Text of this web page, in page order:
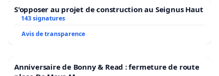
S'opposer au projet de construction au Seignus Haut
143 signatures
Avis de transparence
Anniversaire de Bonny & Read : fermeture de route